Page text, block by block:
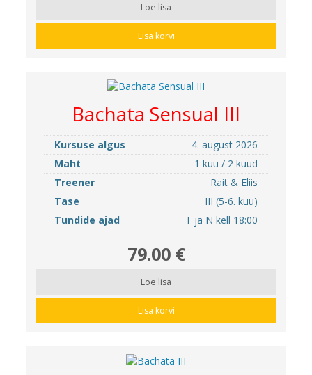
Loe lisa
Lisa korvi
Bachata Sensual III
Kursuse algus
4. august 2026
Maht
1 kuu / 2 kuud
Treener
Rait & Eliis
Tase
III (5-6. kuu)
Tundide ajad
T ja N kell 18:00
79.00 €
Loe lisa
Lisa korvi